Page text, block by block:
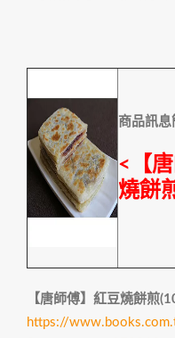
商品訊息
<【
燒餅
【唐師傅】紅豆燒餅煎
https://